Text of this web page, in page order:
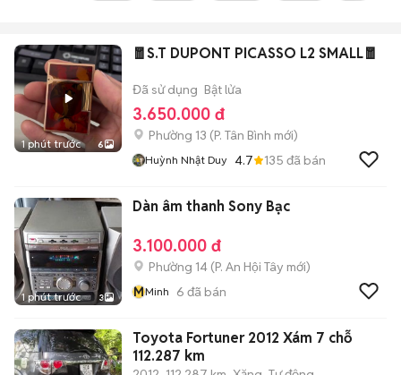
1 phút trước 6
🧧S.T DUPONT PICASSO L2 SMALL🧧
Đã sử dụng Bật lửa
3.650.000 đ
Phường 13 (P. Tân Bình mới)
Huỳnh Nhật Duy 4.7 135 đã bán
1 phút trước 3
Dàn âm thanh Sony Bạc
3.100.000 đ
Phường 14 (P. An Hội Tây mới)
MMinh 6 đã bán
Toyota Fortuner 2012 Xám 7 chỗ
112.287 km